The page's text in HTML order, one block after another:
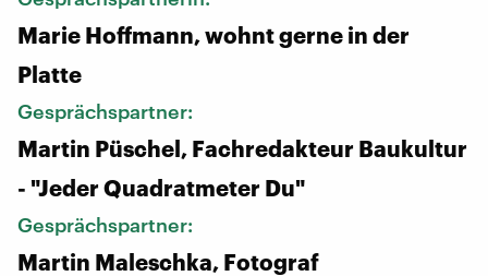
Marie Hoffmann, wohnt gerne in der
Platte
Gesprächspartner:
Martin Püschel, Fachredakteur Baukultur
- "Jeder Quadratmeter Du"
Gesprächspartner:
Martin Maleschka, Fotograf